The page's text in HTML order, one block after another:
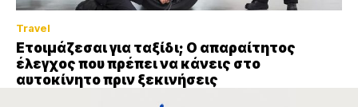
Travel
Ετοιμάζεσαι για ταξίδι; Ο απαραίτητος
έλεγχος που πρέπει να κάνεις στο
αυτοκίνητο πριν ξεκινήσεις